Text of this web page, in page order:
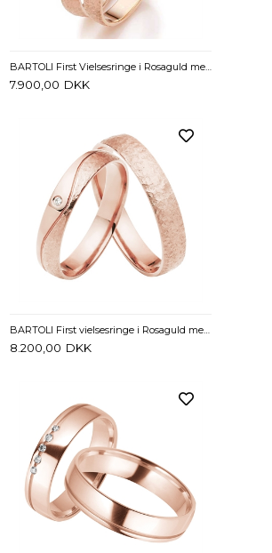
BARTOLI First Vielsesringe i Rosaguld med Diamant 0,01 ct - 3 mm
7.900,00 DKK
BARTOLI First vielsesringe i Rosaguld med Diamant 0,01 ct.- 4 mm
8.200,00 DKK